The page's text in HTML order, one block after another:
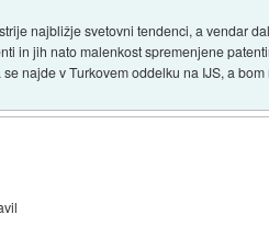
najbližje svetovni tendenci, a vendar
in jih nato malenkost spremenjene
najde v Turkovem oddelku na IJS, a